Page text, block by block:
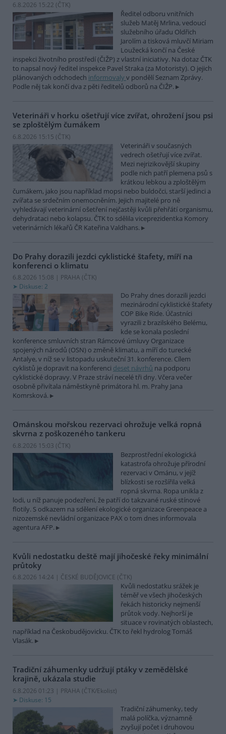
6.8.2026 15:22 (ČTK)
Ředitel odboru vnitřních
služeb Matěj Mrlina, vedoucí
služebního úřadu Oldřich
Jarolím a tisková mluvčí Miriam
Loužecká končí na České
inspekci životního prostředí (ČIŽP) z vlastní iniciativy. Na dotaz ČTK
to napsal nový ředitel inspekce Pavel Straka (za Motoristy). O jejich
plánovaných odchodech informovaly v pondělí Seznam Zprávy.
Podle něj tak končí dva z pěti ředitelů odborů na ČIŽP.
Veterináři v horku ošetřují více zvířat, ohrožení jsou psi
se zploštělým čumákem
6.8.2026 15:15 (ČTK)
Veterináři v současných
vedrech ošetřují více zvířat.
Mezi nejrizikovější skupiny
podle nich patří plemena psů s
krátkou lebkou a zploštělým
čumákem, jako jsou například mopsi nebo buldočci, starší jedinci a
zvířata se srdečním onemocněním. Jejich majitelé pro ně
vyhledávají veterinární ošetření nejčastěji kvůli přehřátí organismu,
dehydrataci nebo kolapsu. ČTK to sdělila viceprezidentka Komory
veterinárních lékařů ČR Kateřina Valdhans.
Do Prahy dorazili jezdci cyklistické štafety, míří na
konferenci o klimatu
6.8.2026 15:08 | PRAHA (ČTK)
Diskuse: 2
Do Prahy dnes dorazili jezdci
mezinárodní cyklistické štafety
COP Bike Ride. Účastníci
vyrazili z brazilského Belému,
kde se konala poslední
konference smluvních stran Rámcové úmluvy Organizace
spojených národů (OSN) o změně klimatu, a míří do turecké
Antalye, v níž se v listopadu uskuteční 31. konference. Cílem
cyklistů je dopravit na konferenci deset návrhů na podporu
cyklistické dopravy. V Praze stráví necelé tři dny. Včera večer
osobně přivítala náměstkyně primátora hl. m. Prahy Jana
Komrsková.
Ománskou mořskou rezervaci ohrožuje velká ropná
skvrna z poškozeného tankeru
6.8.2026 15:03 (ČTK)
Bezprostřední ekologická
katastrofa ohrožuje přírodní
rezervaci v Ománu, v jejíž
blízkosti se rozšířila velká
ropná skvrna. Ropa unikla z
lodi, u níž panuje podezření, že patří do takzvané ruské stínové
flotily. S odkazem na sdělení ekologické organizace Greenpeace a
nizozemské nevládní organizace PAX o tom dnes informovala
agentura AFP.
Kvůli nedostatku deště mají jihočeské řeky minimální
průtoky
6.8.2026 14:24 | ČESKÉ BUDĚJOVICE (ČTK)
Kvůli nedostatku srážek je
téměř ve všech jihočeských
řekách historicky nejmenší
průtok vody. Nejhorší je
situace v rovinatých oblastech,
například na Českobudějovicku. ČTK to řekl hydrolog Tomáš
Vlasák.
Tradiční záhumenky udržují ptáky v zemědělské
krajině, ukázala studie
6.8.2026 01:23 | PRAHA (ČTK/Ekolist)
Diskuse: 15
Tradiční záhumenky, tedy
malá políčka, významně
zvyšují počet i druhovou